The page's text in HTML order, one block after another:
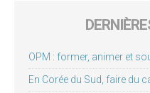
OPM : former, animer et
En Corée du Sud, faire du